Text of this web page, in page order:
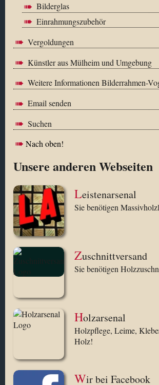
Bilderglas
Einrahmungszubehör
Vergoldungen
Künstler aus Mülheim und Umgebung
Weitere Informationen Bilderrahmen-
Email senden
Suchen
Nach oben!
Unsere anderen Webseiten
Leistenarsenal
Sie benötigen
Zuschnittversand
Sie benötigen
Holzarsenal
Holzpflege, Leime,
Holz!
Wir bei Facebook